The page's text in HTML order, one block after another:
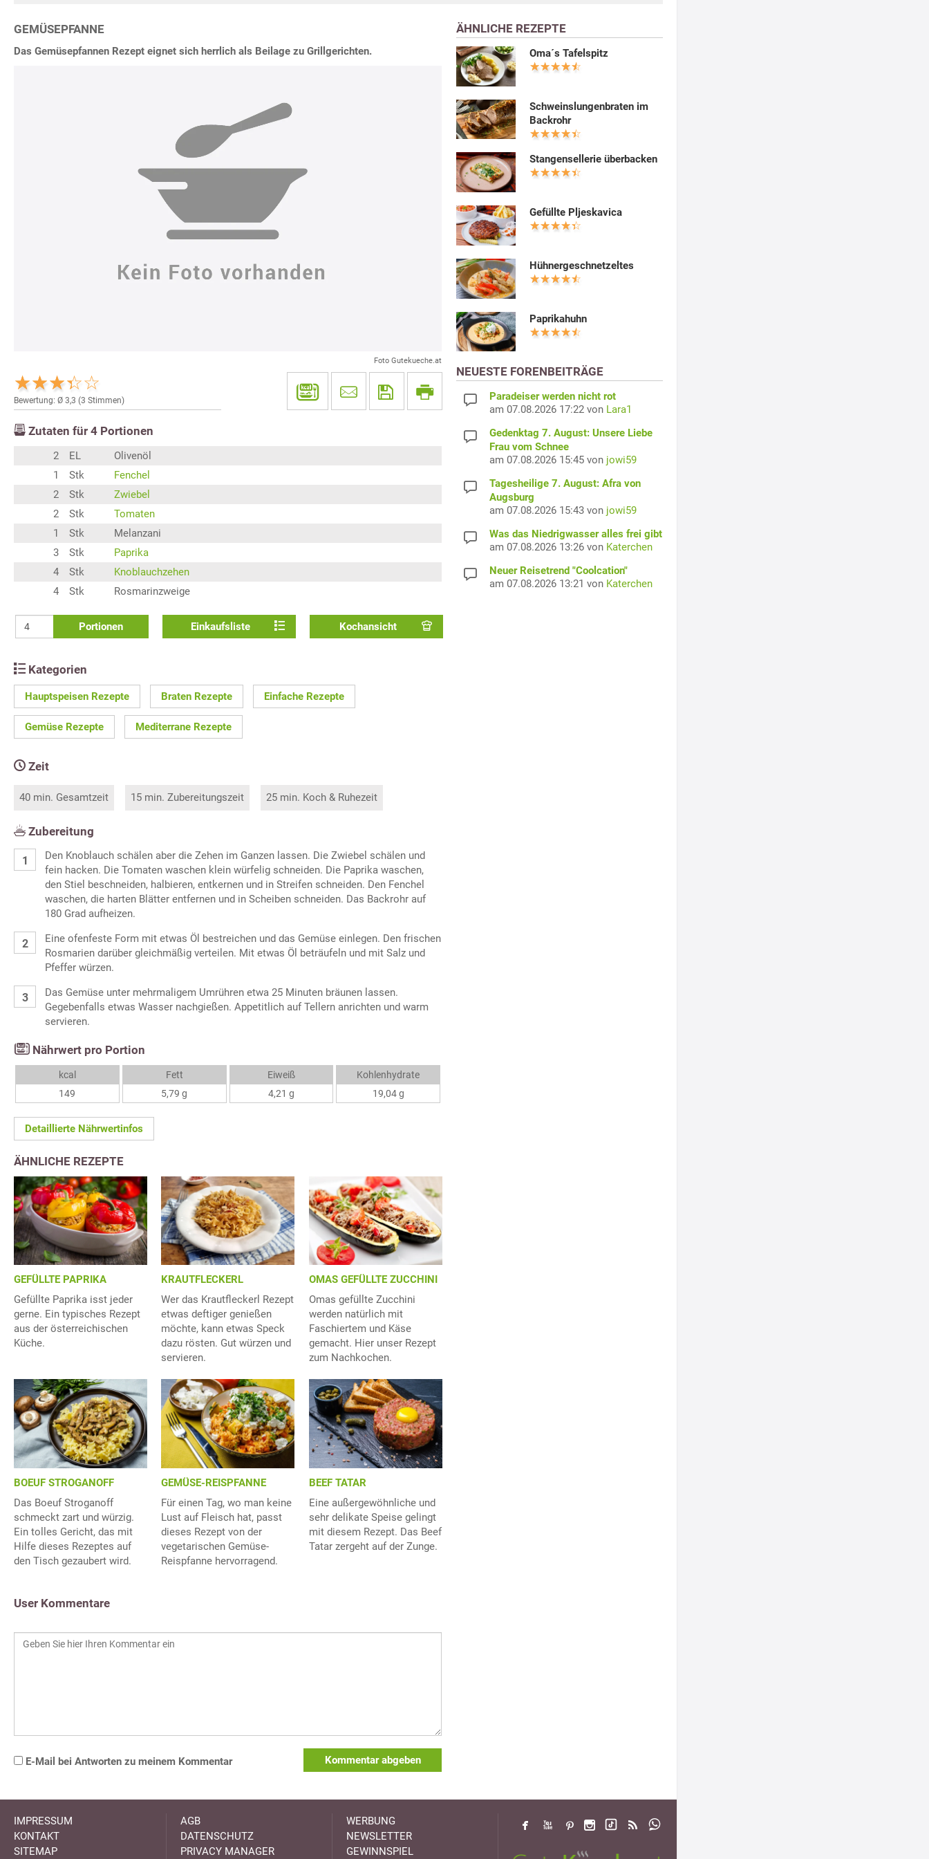
GEMÜSEPFANNE
Das Gemüsepfannen Rezept eignet sich herrlich als Beilage zu Grillgerichten.
Foto Gutekueche.at
Bewertung: Ø 3,3 (3 Stimmen)
Zutaten für 4 Portionen
2 EL
Olivenöl
1
Stk
Fenchel
2
Stk
Zwiebel
2
Stk
Tomaten
1
Stk
Melanzani
3
Stk
Paprika
4
Stk
Knoblauchzehen
4
Stk Rosmarinzweige
Portionen Einkaufsliste Kochansicht
Kategorien
Hauptspeisen Rezepte Braten Rezepte Einfache Rezepte
Gemüse Rezepte Mediterrane Rezepte
Zeit
40 min. Gesamtzeit 15 min. Zubereitungszeit 25 min. Koch & Ruhezeit
Zubereitung
Den Knoblauch schälen aber die Zehen im Ganzen lassen. Die Zwiebel schälen und
fein hacken. Die Tomaten waschen klein würfelig schneiden. Die Paprika waschen,
den Stiel beschneiden, halbieren, entkernen und in Streifen schneiden. Den Fenchel
waschen, die harten Blätter entfernen und in Scheiben schneiden. Das Backrohr auf
180 Grad aufheizen.
Eine ofenfeste Form mit etwas Öl bestreichen und das Gemüse einlegen. Den frischen
Rosmarien darüber gleichmäßig verteilen. Mit etwas Öl beträufeln und mit Salz und
Pfeffer würzen.
Das Gemüse unter mehrmaligem Umrühren etwa 25 Minuten bräunen lassen.
Gegebenfalls etwas Wasser nachgießen. Appetitlich auf Tellern anrichten und warm
servieren.
Nährwert pro Portion
kcal
149
Fett
5,79 g
Eiweiß
4,21 g
Kohlenhydrate
19,04 g
Detaillierte Nährwertinfos
ÄHNLICHE REZEPTE
GEFÜLLTE PAPRIKA
Gefüllte Paprika isst jeder
gerne. Ein typisches Rezept
aus der österreichischen
Küche.
KRAUTFLECKERL
Wer das Krautfleckerl Rezept
etwas deftiger genießen
möchte, kann etwas Speck
dazu rösten. Gut würzen und
servieren.
OMAS GEFÜLLTE ZUCCHINI
Omas gefüllte Zucchini
werden natürlich mit
Faschiertem und Käse
gemacht. Hier unser Rezept
zum Nachkochen.
BOEUF STROGANOFF
Das Boeuf Stroganoff
schmeckt zart und würzig.
Ein tolles Gericht, das mit
Hilfe dieses Rezeptes auf
den Tisch gezaubert wird.
GEMÜSE-REISPFANNE
Für einen Tag, wo man keine
Lust auf Fleisch hat, passt
dieses Rezept von der
vegetarischen Gemüse-
Reispfanne hervorragend.
BEEF TATAR
Eine außergewöhnliche und
sehr delikate Speise gelingt
mit diesem Rezept. Das Beef
Tatar zergeht auf der Zunge.
User Kommentare
E-Mail bei Antworten zu meinem Kommentar Kommentar abgeben
ÄHNLICHE REZEPTE
Oma´s Tafelspitz
Schweinslungenbraten im
Backrohr
Stangensellerie überbacken
Gefüllte Pljeskavica
Hühnergeschnetzeltes
Paprikahuhn
NEUESTE FORENBEITRÄGE
Paradeiser werden nicht rot
am 07.08.2026 17:22 von Lara1
Gedenktag 7. August: Unsere Liebe
Frau vom Schnee
am 07.08.2026 15:45 von jowi59
Tagesheilige 7. August: Afra von
Augsburg
am 07.08.2026 15:43 von jowi59
Was das Niedrigwasser alles frei gibt
am 07.08.2026 13:26 von Katerchen
Neuer Reisetrend "Coolcation"
am 07.08.2026 13:21 von Katerchen
IMPRESSUM
KONTAKT
SITEMAP
AGB
DATENSCHUTZ
PRIVACY MANAGER
WERBUNG
NEWSLETTER
GEWINNSPIEL